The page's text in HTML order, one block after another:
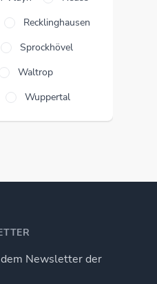
Recklinghausen
Sprockhövel
Waltrop
Wuppertal
Newsletter der